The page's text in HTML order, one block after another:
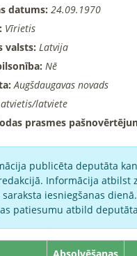
datums: 24.09.1970
Vīrietis
valsts: Latvija
Nē
Augšdaugavas novads
latviete
prasmes
publicēta deputāta
Informācija atbilst
iesniegšanas
patiesumu atbild